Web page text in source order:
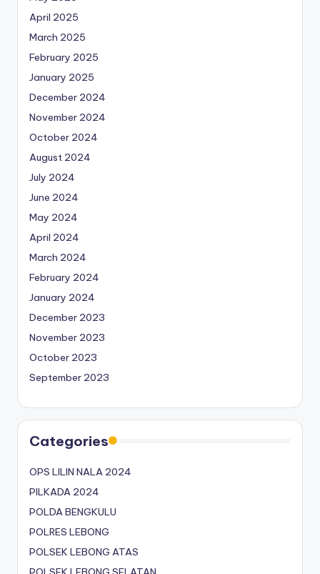
April 2025
March 2025
February 2025
January 2025
December 2024
November 2024
October 2024
August 2024
July 2024
June 2024
May 2024
April 2024
March 2024
February 2024
January 2024
December 2023
November 2023
October 2023
September 2023
Categories
OPS LILIN NALA 2024
PILKADA 2024
POLDA BENGKULU
POLRES LEBONG
POLSEK LEBONG ATAS